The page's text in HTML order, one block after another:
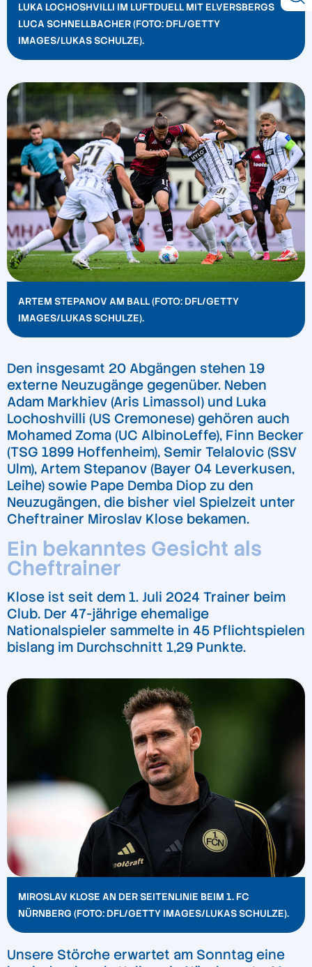
LUKA LOCHOSHVILLI IM LUFTDUELL MIT ELVERSBERGS
LUCA SCHNELLBACHER (FOTO: DFL/GETTY
IMAGES/LUKAS SCHULZE).
ARTEM STEPANOV AM BALL (FOTO: DFL/GETTY
IMAGES/LUKAS SCHULZE).
Den insgesamt 20 Abgängen stehen 19
externe Neuzugänge gegenüber. Neben
Adam Markhiev (Aris Limassol) und Luka
Lochoshvilli (US Cremonese) gehören auch
Mohamed Zoma (UC AlbinoLeffe), Finn Becker
(TSG 1899 Hoffenheim), Semir Telalovic (SSV
Ulm), Artem Stepanov (Bayer 04 Leverkusen,
Leihe) sowie Pape Demba Diop zu den
Neuzugängen, die bisher viel Spielzeit unter
Cheftrainer Miroslav Klose bekamen.
Ein bekanntes Gesicht als
Cheftrainer
Klose ist seit dem 1. Juli 2024 Trainer beim
Club. Der 47-jährige ehemalige
Nationalspieler sammelte in 45 Pflichtspielen
bislang im Durchschnitt 1,29 Punkte.
MIROSLAV KLOSE AN DER SEITENLINIE BEIM 1. FC
NÜRNBERG (FOTO: DFL/GETTY IMAGES/LUKAS SCHULZE).
Unsere Störche erwartet am Sonntag eine